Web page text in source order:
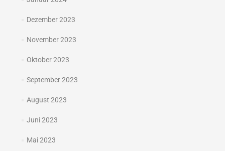
Dezember 2023
November 2023
Oktober 2023
September 2023
August 2023
Juni 2023
Mai 2023